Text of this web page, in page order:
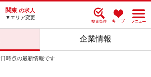
関東 の求人
▼エリア変更
企業情報
時点の最新情報です